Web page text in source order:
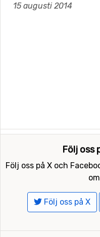
15 augusti 2014
Följ oss
Följ oss på X och
Följ oss på X